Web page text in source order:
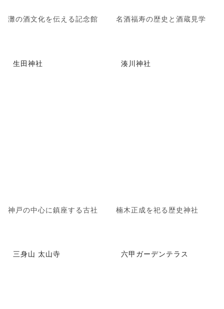
灘の酒文化を伝える記念館 名酒福寿の歴史と酒蔵見学
生田神社
神戸の中心に鎮座する古社
湊川神社
楠木正成を祀る歴史神社
三身山 太山寺 六甲ガーデンテラス